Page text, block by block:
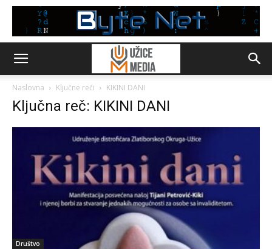
Naslovna Ključne reči KIKINI DANI
Ključna reč: KIKINI DANI
Društvo